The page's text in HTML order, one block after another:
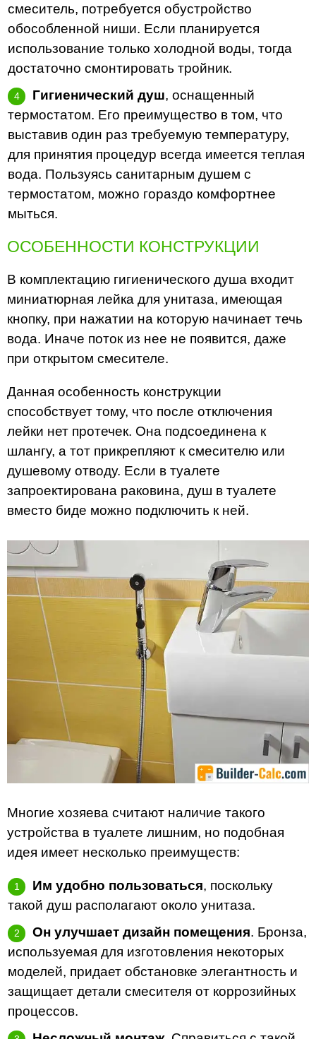
смеситель, потребуется обустройство
обособленной ниши. Если планируется
использование только холодной воды, тогда
достаточно смонтировать тройник.
Гигиенический душ, оснащенный
термостатом. Его преимущество в том, что
выставив один раз требуемую температуру,
для принятия процедур всегда имеется теплая
вода. Пользуясь санитарным душем с
термостатом, можно гораздо комфортнее
мыться.
ОСОБЕННОСТИ КОНСТРУКЦИИ
В комплектацию гигиенического душа входит
миниатюрная лейка для унитаза, имеющая
кнопку, при нажатии на которую начинает течь
вода. Иначе поток из нее не появится, даже
при открытом смесителе.
Данная особенность конструкции
способствует тому, что после отключения
лейки нет протечек. Она подсоединена к
шлангу, а тот прикрепляют к смесителю или
душевому отводу. Если в туалете
запроектирована раковина, душ в туалете
вместо биде можно подключить к ней.
Многие хозяева считают наличие такого
устройства в туалете лишним, но подобная
идея имеет несколько преимуществ:
Им удобно пользоваться, поскольку
такой душ располагают около унитаза.
Он улучшает дизайн помещения. Бронза,
используемая для изготовления некоторых
моделей, придает обстановке элегантность и
защищает детали смесителя от коррозийных
процессов.